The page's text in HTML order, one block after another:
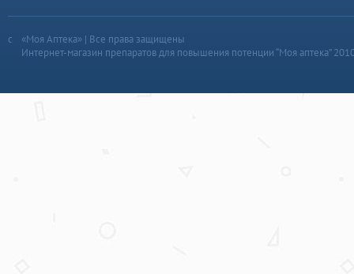
«Моя Аптека» | Все права защищены
Интернет-магазин препаратов для повышения потенции “Моя аптека”